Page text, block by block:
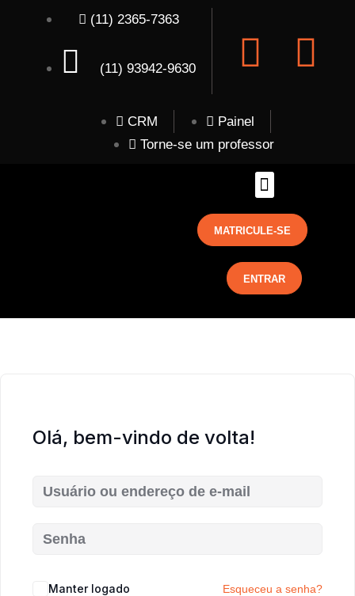
(11) 2365-7363
(11) 93942-9630
CRM
Painel
Torne-se um professor
MATRICULE-SE
ENTRAR
Olá, bem-vindo de volta!
Manter logado Esqueceu a senha?